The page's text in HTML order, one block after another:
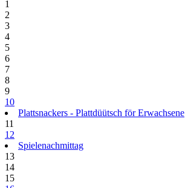
1
2
3
4
5
6
7
8
9
10
Plattsnackers - Plattdüütsch för Erwachsene
11
12
Spielenachmittag
13
14
15